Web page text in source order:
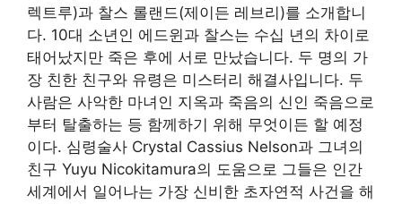
렉트루)과 찰스 롤랜드(제이든 레브리)를 소개합니
다. 10대 소년인 에드윈과 찰스는 수십 년의 차이로
태어났지만 죽은 후에 서로 만났습니다. 두 명의 가
장 친한 친구와 유령은 미스터리 해결사입니다. 두
사람은 사악한 마녀인 지옥과 죽음의 신인 죽음으로
부터 탈출하는 등 함께하기 위해 무엇이든 할 예정
이다. 심령술사 Crystal Cassius Nelson과 그녀의
친구 Yuyu Nicokitamura의 도움으로 그들은 인간
세계에서 일어나는 가장 신비한 초자연적 사건을 해